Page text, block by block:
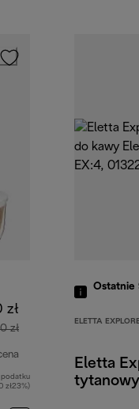
zł
zł
cena oryginalna
podatku
zł23%)
Ostatnie
ELETTA
Eletta
tytanowy